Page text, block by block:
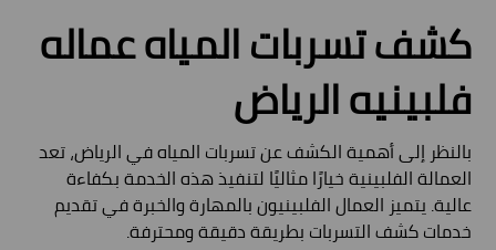
كشف تسربات المياه عماله
فلبينيه الرياض
بالنظر إلى أهمية الكشف عن تسربات المياه في الرياض، تعد
العمالة الفلبينية خيارًا مثاليًا لتنفيذ هذه الخدمة بكفاءة
عالية. يتميز العمال الفلبينيون بالمهارة والخبرة في تقديم
خدمات كشف التسربات بطريقة دقيقة ومحترفة.